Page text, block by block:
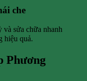
che
sửa chữa nhanh
hiệu quả.
Phương